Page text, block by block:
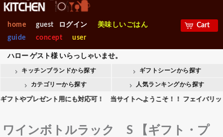
home guest ログイン
美味しいごはん
guide
concept user
ハロー ゲスト様いらっしゃいませ。
Cart
キッチンブランドから探す ギフトシーンから探す
カテゴリーから探す 人気ランキングから探す
やプレゼント用にも対応可！ 当サイトへようこそ！！ フェイバリッ
ワインボトルラック S 【ギフト・プ